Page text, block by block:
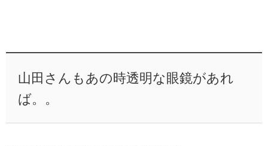
山田さんもあの時透明な眼鏡があれ
ば。。